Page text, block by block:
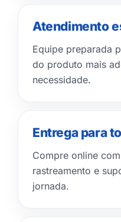
Atendimento
Equipe preparada
do produto mais
necessidade.
Entrega para
Compre online
rastreamento e
jornada.